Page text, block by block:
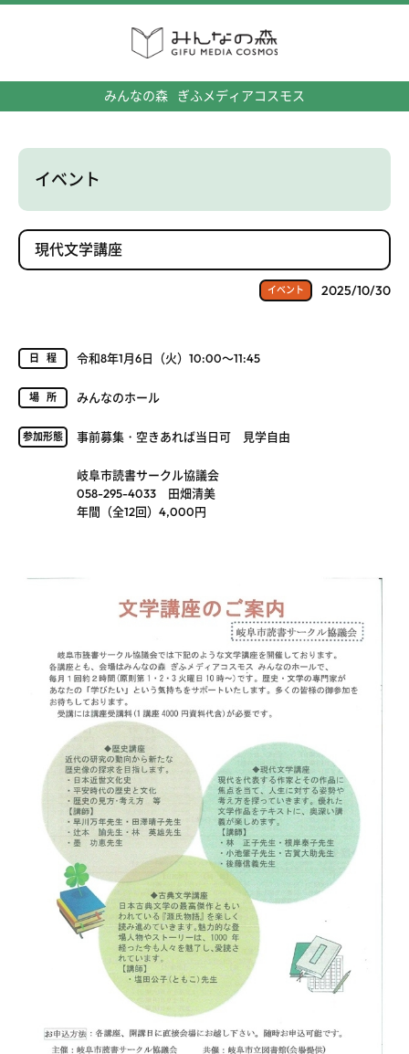
みんなの森 ぎふメディアコスモス
イベント
現代文学講座
イベント 2025/10/30
日程 令和8年1月6日（火）10:00～11:45
場所 みんなのホール
参加形態 事前募集・空きあれば当日可 見学自由
岐阜市読書サークル協議会
058-295-4033 田畑清美
年間（全12回）4,000円